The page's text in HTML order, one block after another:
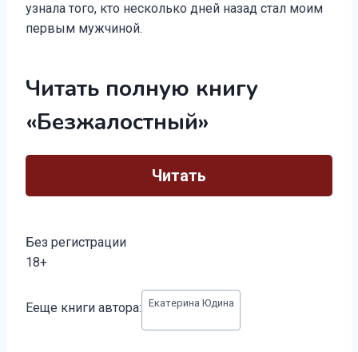
узнала того, кто несколько дней назад стал моим
первым мужчиной.
Читать полную книгу
«Безжалостный»
Читать
Без регистрации
18+
записи:
Ееще книги автора: Екатерина Юдина